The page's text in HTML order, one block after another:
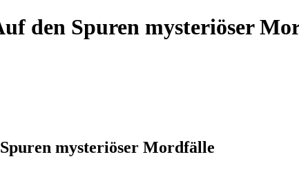
den Spuren mysteriöser
mysteriöser Mordfälle